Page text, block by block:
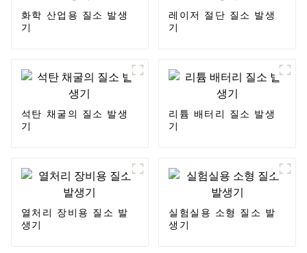
화학 산업용 질소 발생
기
레이저 절단 질소 발생
기
석탄 채굴의 질소 발생
기
리튬 배터리 질소 발생
기
열처리 장비용 질소 발
생기
실험실용 소형 질소 발
생기